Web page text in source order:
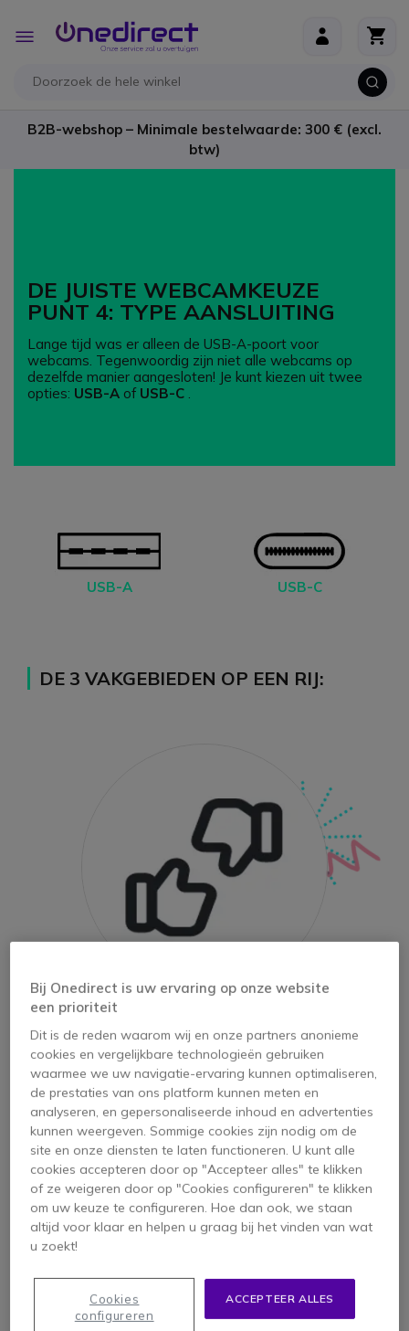
Toggle
Nav
B2B-webshop – Minimale bestelwaarde: 300 € (excl.
btw)
DE JUISTE WEBCAMKEUZE
PUNT 4: TYPE AANSLUITING
Lange tijd was er alleen de USB-A-poort voor
webcams. Tegenwoordig zijn niet alle webcams op
dezelfde manier aangesloten! Je kunt kiezen uit twee
opties: USB-A of USB-C .
USB-A USB-C
DE 3 VAKGEBIEDEN OP EEN RIJ:
de sterke en zwakke punten
Bij Onedirect is uw ervaring op onze website
een prioriteit
Dit is de reden waarom wij en onze partners anonieme
cookies en vergelijkbare technologieën gebruiken
waarmee we uw navigatie-ervaring kunnen optimaliseren,
de prestaties van ons platform kunnen meten en
analyseren, en gepersonaliseerde inhoud en advertenties
kunnen weergeven. Sommige cookies zijn nodig om de
site en onze diensten te laten functioneren. U kunt alle
cookies accepteren door op "Accepteer alles" te klikken
of ze weigeren door op "Cookies configureren" te klikken
om uw keuze te configureren. Hoe dan ook, we staan
altijd voor klaar en helpen u graag bij het vinden van wat
u zoekt!
ACCEPTEER ALLES
Cookies
configureren